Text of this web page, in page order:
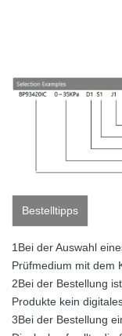
Bestelltipps
1Bei der Auswahl
Prüfmedium mit dem
2Bei der Bestellung
Produkte kein
3Bei der Bestellung